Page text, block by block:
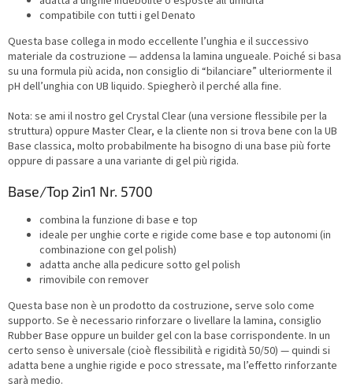
compatibile con tutti i gel Denato
Questa base collega in modo eccellente l’unghia e il successivo
materiale da costruzione — addensa la lamina ungueale. Poiché si basa
su una formula più acida, non consiglio di “bilanciare” ulteriormente il
pH dell’unghia con UB liquido. Spiegherò il perché alla fine.
Nota: se ami il nostro gel Crystal Clear (una versione flessibile per la
struttura) oppure Master Clear, e la cliente non si trova bene con la UB
Base classica, molto probabilmente ha bisogno di una base più forte
oppure di passare a una variante di gel più rigida.
Base/Top 2in1 Nr. 5700
combina la funzione di base e top
ideale per unghie corte e rigide come base e top autonomi (in
combinazione con gel polish)
adatta anche alla pedicure sotto gel polish
rimovibile con remover
Questa base non è un prodotto da costruzione, serve solo come
supporto. Se è necessario rinforzare o livellare la lamina, consiglio
Rubber Base oppure un builder gel con la base corrispondente. In un
certo senso è universale (cioè flessibilità e rigidità 50/50) — quindi si
adatta bene a unghie rigide e poco stressate, ma l’effetto rinforzante
sarà medio.